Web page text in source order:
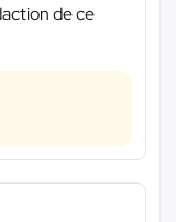
de ce